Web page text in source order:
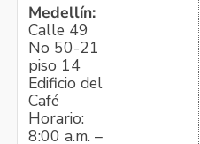
Medellín:
Calle 49
No 50-21
piso 14
Edificio del
Café
Horario:
8:00 a.m. –